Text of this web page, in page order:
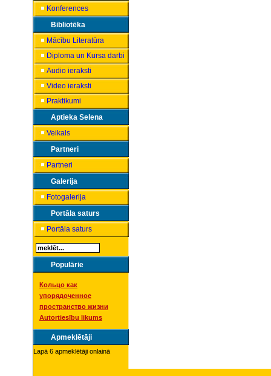
Konferences
Bibliotēka
Mācību Literatūra
Diploma un Kursa darbi
Audio ieraksti
Video ieraksti
Praktikumi
Aptieka Selena
Veikals
Partneri
Partneri
Galerija
Fotogalerija
Portāla saturs
Portāla saturs
Populārie
Кольцо как
упорядоченное
пространство жизни
Autortiesību likums
Apmeklētāji
Lapā 6 apmeklētāji onlainā